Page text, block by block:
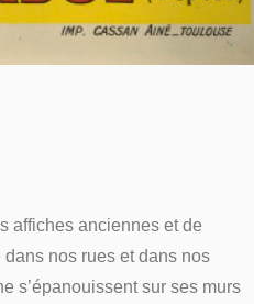
affiches anciennes et de
nos rues et dans nos
s’épanouissent sur ses murs